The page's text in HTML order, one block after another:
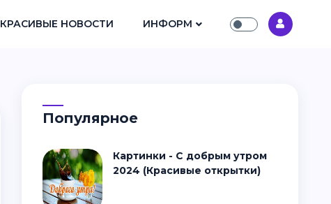
КРАСИВЫЕ НОВОСТИ ИНФОРМ
Популярное
Картинки - С добрым утром
2024 (Красивые открытки)